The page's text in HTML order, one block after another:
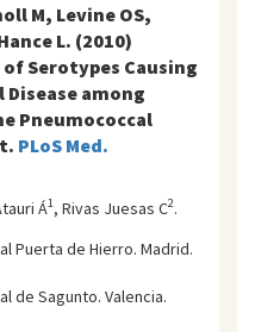
M, Levine OS,
L. (2010)
Serotypes Causing
among
Pneumococcal
PLoS Med.
Á1, Rivas Juesas C2.
Puerta de Hierro. Madrid.
de Sagunto. Valencia.